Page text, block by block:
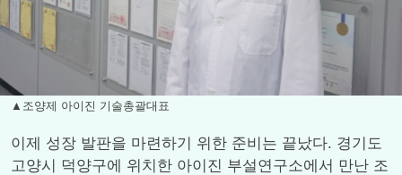
▲조양제 아이진 기술총괄대표
이제 성장 발판을 마련하기 위한 준비는 끝났다. 경기도
고양시 덕양구에 위치한 아이진 부설연구소에서 만난 조